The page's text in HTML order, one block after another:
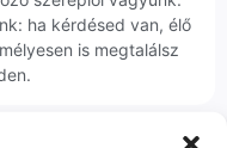
ha kérdésed van, élő
is megtalálsz